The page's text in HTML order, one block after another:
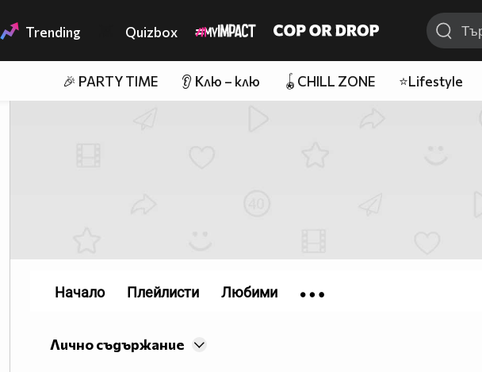
Trending Quizbox
🎉 PARTY TIME 👂 Клю – клю 🪀CHILL ZONE ⭐Lifestyle
Лично съдържание
Начало Плейлисти Любими